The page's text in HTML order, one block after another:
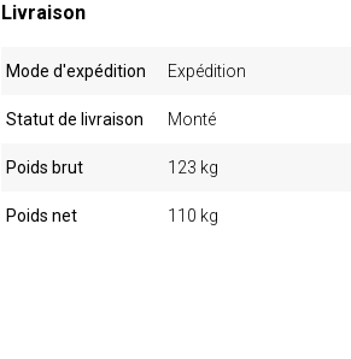
Livraison
Mode d'expédition Expédition
Statut de livraison Monté
Poids brut 123 kg
Poids net 110 kg